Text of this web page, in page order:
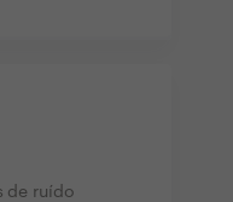
de ruído